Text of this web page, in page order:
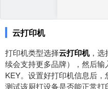
云打印机
打印机类型选择云打印机，选
续会支持更多品牌），然后
KEY。设置好打印机信息后，
测试该厨打设备是否能正常